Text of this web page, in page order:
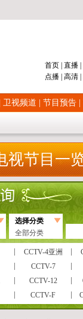
首页 直播
点播 高清
卫视频道 节目预告
视节目一
选择分类
全部分类
CCTV-4亚洲
CCTV-7
CCTV-12
CCTV-F
风云音乐